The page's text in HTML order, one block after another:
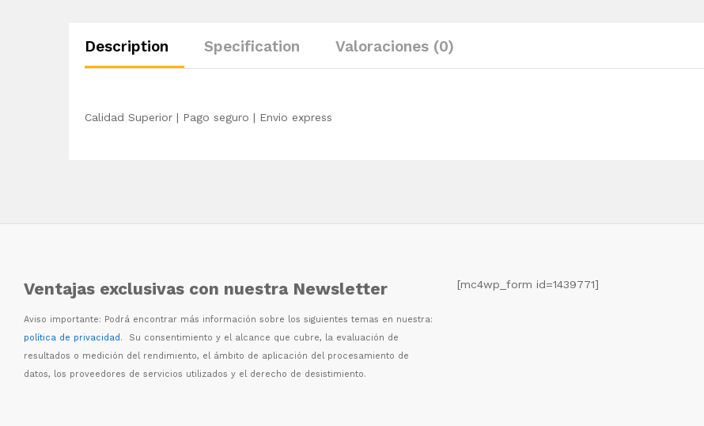
Description Specification Valoraciones (0)
Calidad Superior | Pago seguro | Envio express
Ventajas exclusivas con nuestra Newsletter
Aviso importante: Podrá encontrar más información sobre los siguientes temas en nuestra:
política de privacidad. Su consentimiento y el alcance que cubre, la evaluación de
resultados o medición del rendimiento, el ámbito de aplicación del procesamiento de
datos, los proveedores de servicios utilizados y el derecho de desistimiento.
[mc4wp_form id=1439771]